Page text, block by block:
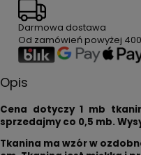
Darmowa dostawa
Od zamówień powyżej
Opis
Cena dotyczy 1 mb
sprzedajmy co 0,5 mb.
Tkanina ma wzór w